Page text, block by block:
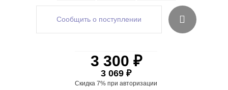
Сообщить о поступлении
3 300 ₽
3 069 ₽
Скидка 7% приавторизации